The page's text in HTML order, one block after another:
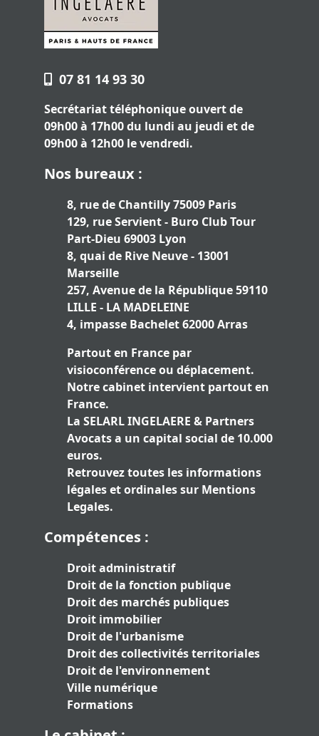
07 81 14 93 30
Secrétariat téléphonique ouvert de
09h00 à 17h00 du lundi au jeudi et de
09h00 à 12h00 le vendredi.
Nos bureaux :
8, rue de Chantilly 75009 Paris
129, rue Servient - Buro Club Tour
Part-Dieu 69003 Lyon
8, quai de Rive Neuve - 13001
Marseille
257, Avenue de la République 59110
LILLE - LA MADELEINE
4, impasse Bachelet 62000 Arras
Partout en France par
visioconférence ou déplacement.
Notre cabinet intervient partout en
France.
La SELARL INGELAERE & Partners
Avocats a un capital social de 10.000
euros.
Retrouvez toutes les informations
légales et ordinales sur Mentions
Legales.
Compétences :
Droit administratif
Droit de la fonction publique
Droit des marchés publiques
Droit immobilier
Droit de l'urbanisme
Droit des collectivités territoriales
Droit de l'environnement
Ville numérique
Formations